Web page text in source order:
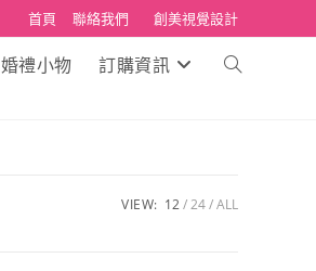
首頁 聯絡我們 創美視覺設計
婚禮小物 訂購資訊 Toggle
VIEW: 12 24 ALL